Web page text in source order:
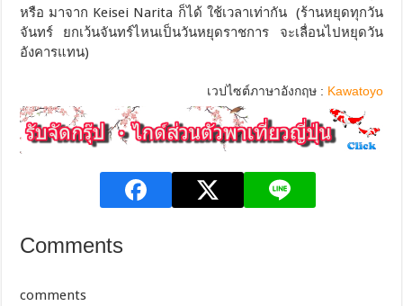
หรือ มาจาก Keisei Narita ก็ได้ ใช้เวลาเท่ากัน ​(ร้านหยุดทุกวัน
จันทร์ ยกเว้นจันทร์ไหนเป็นวันหยุดราชการ จะเลื่อนไปหยุดวัน
อังคารแทน)
เวปไซต์ภาษาอังกฤษ : Kawatoyo
Comments
comments